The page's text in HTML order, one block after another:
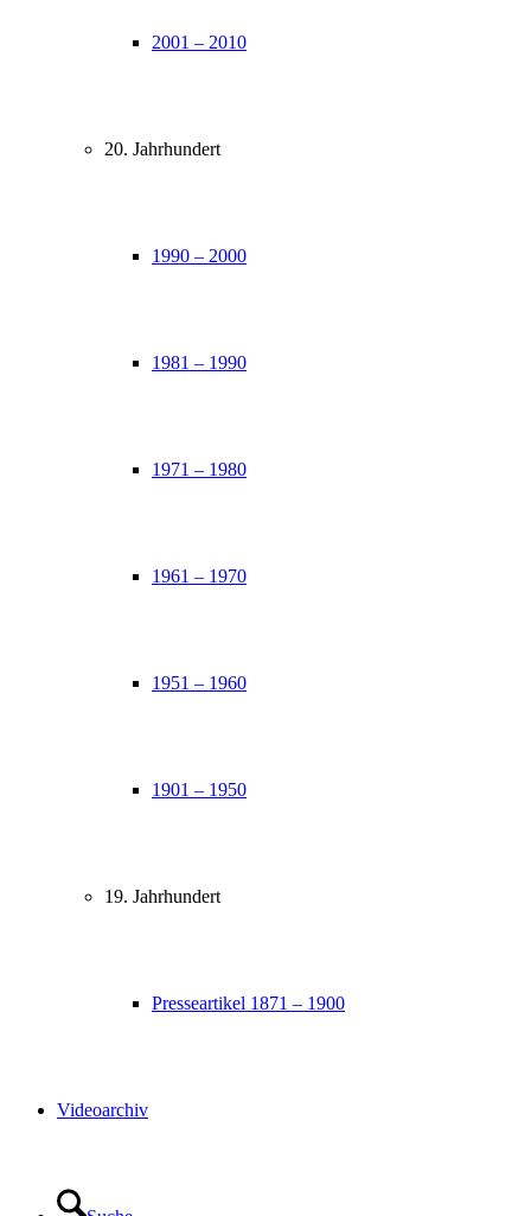
2001 – 2010
20. Jahrhundert
1990 – 2000
1981 – 1990
1971 – 1980
1961 – 1970
1951 – 1960
1901 – 1950
19. Jahrhundert
Presseartikel 1871 – 1900
Videoarchiv